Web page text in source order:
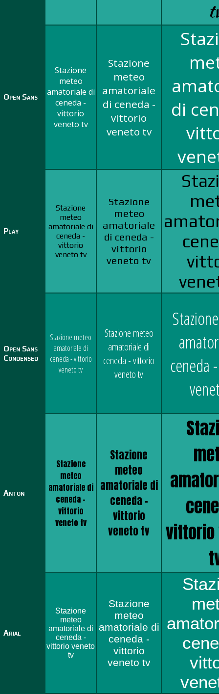
Open Sans
Stazione
meteo
amatoriale di
ceneda -
vittorio
veneto tv
Stazione
meteo
amatoriale
di ceneda -
vittorio
veneto tv
di
Play
Stazione
meteo
amatoriale di
ceneda -
vittorio
veneto tv
Stazione
meteo
amatoriale
di ceneda -
vittorio
veneto tv
Open Sans
Condensed
Stazione meteo
amatoriale di
ceneda - vittorio
veneto tv
Stazione meteo
amatoriale di
ceneda - vittorio
veneto tv
ceneda
Anton
Stazione
meteo
amatoriale di
ceneda -
vittorio
veneto tv
Stazione
meteo
amatoriale di
ceneda -
vittorio
veneto tv
vittorio
Arial
Stazione
meteo
amatoriale di
ceneda -
vittorio veneto
tv
Stazione
meteo
amatoriale di
ceneda -
vittorio
veneto tv